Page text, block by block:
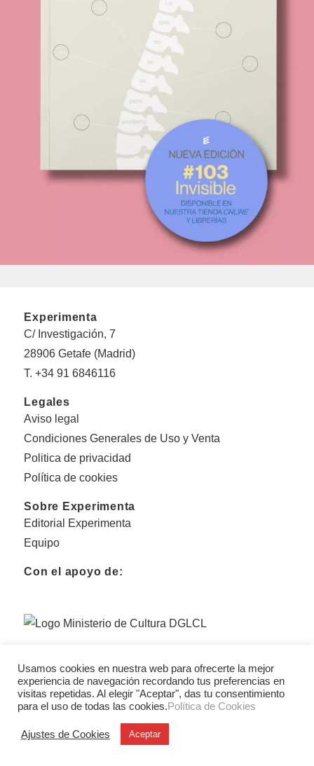
Experimenta
C/ Investigación, 7
28906 Getafe (Madrid)
T. +34 91 6846116
Legales
Aviso legal
Condiciones Generales de Uso y Venta
Politica de privacidad
Política de cookies
Sobre Experimenta
Editorial Experimenta
Equipo
Con el apoyo de:
Usamos cookies en nuestra web para ofrecerte la mejor
experiencia de navegación recordando tus preferencias en
visitas repetidas. Al elegir "Aceptar", das tu consentimiento
para el uso de todas las cookies.Política de Cookies
Ajustes de Cookies Aceptar